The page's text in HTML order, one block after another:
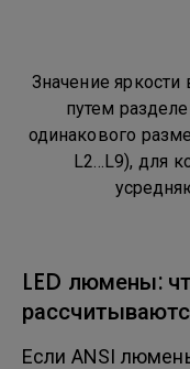
Значение
путем
одинакового
L2…L9), для
LED люмены:
Если ANSI